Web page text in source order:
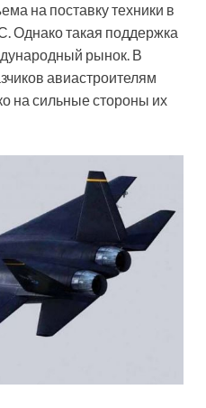
на поставку техники в
Однако такая поддержка
рынок. В
авиастроителям
на сильные стороны их